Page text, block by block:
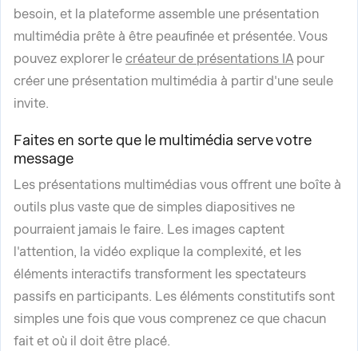
besoin, et la plateforme assemble une présentation
multimédia prête à être peaufinée et présentée. Vous
pouvez explorer le créateur de présentations IApour
créer une présentation multimédia à partir d'une seule
invite.
Faites en sorte que le multimédia serve votre
message
Les présentations multimédias vous offrent une boîte à
outils plus vaste que de simples diapositives ne
pourraient jamais le faire. Les images captent
l'attention, la vidéo explique la complexité, et les
éléments interactifs transforment les spectateurs
passifs en participants. Les éléments constitutifs sont
simples une fois que vous comprenez ce que chacun
fait et où il doit être placé.